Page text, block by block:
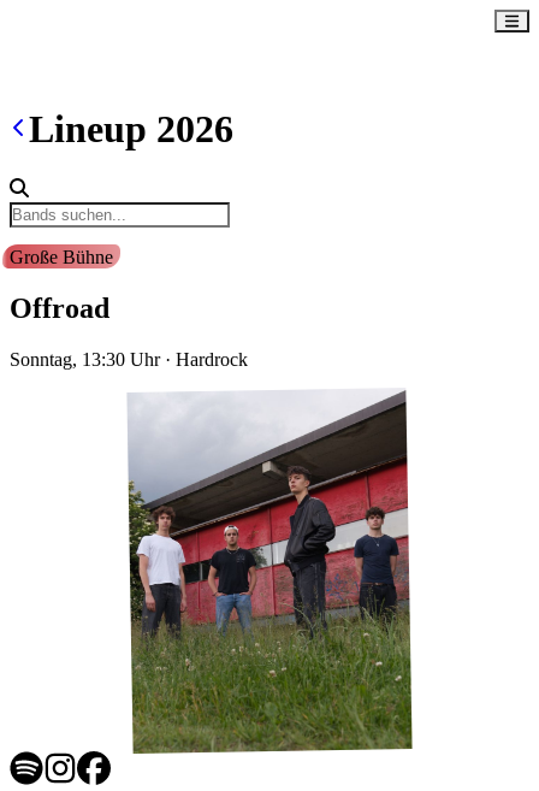
Lineup 2026
Große Bühne
Offroad
Sonntag, 13:30 Uhr· Hardrock